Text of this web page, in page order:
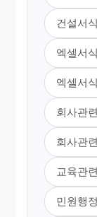
건설서
엑셀서
엑셀서
회사관
회사관
교육관
민원행